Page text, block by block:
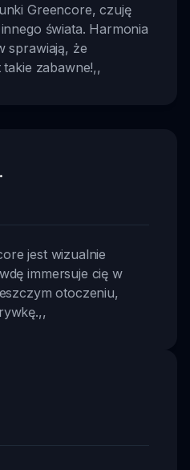
Greencore, czuję
świata. Harmonia
sprawiają, że
zabawne!,,
jest wizualnie
immersuje cię w
otoczeniu,
,,